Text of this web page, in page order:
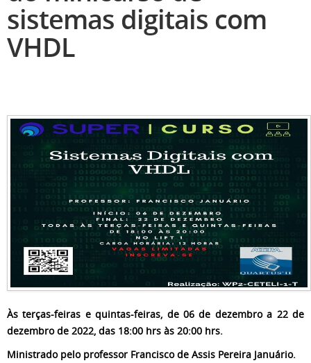
sistemas digitais com
VHDL
Às terças-feiras e quintas-feiras, de 06 de dezembro a 22 de
dezembro de 2022, das 18:00 hrs às 20:00 hrs.
Ministrado pelo professor Francisco de Assis Pereira Januário.